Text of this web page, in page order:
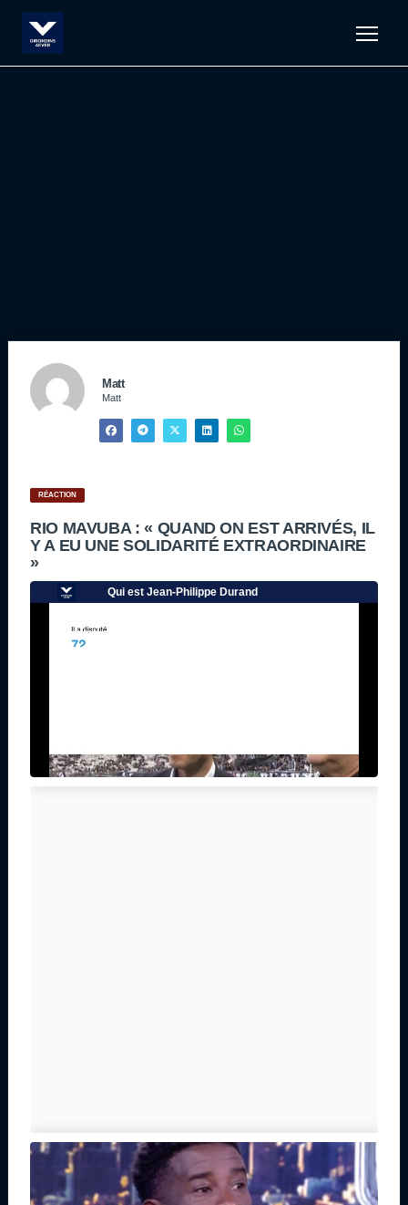
Matt
Matt
RÉACTION
RIO MAVUBA : « QUAND ON EST ARRIVÉS, IL
Y A EU UNE SOLIDARITÉ EXTRAORDINAIRE
»